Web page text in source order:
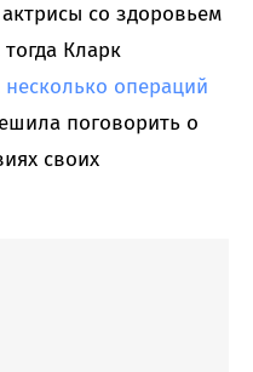
со здоровьем
тогда Кларк
несколько операций
поговорить о
своих